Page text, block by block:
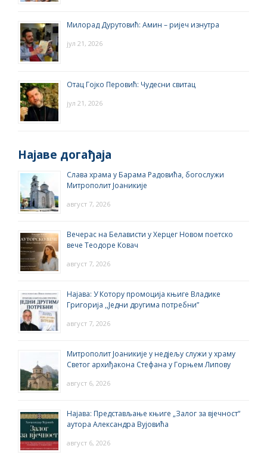
Милорад Дурутовић: Амин – ријеч изнутра
јул 21, 2026
Отац Гојко Перовић: Чудесни свитац
јул 21, 2026
Најаве догађаја
Слава храма у Барама Радовића, богослужи
Митрополит Јоаникије
август 7, 2026
Вечерас на Белависти у Херцег Новом поетско
вече Теодоре Ковач
август 7, 2026
Најава: У Котору промоција књиге Владике
Григорија ,,Једни другима потребни”
август 7, 2026
Митрополит Јоаникије у недјељу служи у храму
Светог архиђакона Стефана у Горњем Липову
август 6, 2026
Најава: Представљање књиге „Залог за вјечност“
аутора Александра Вујовића
август 6, 2026